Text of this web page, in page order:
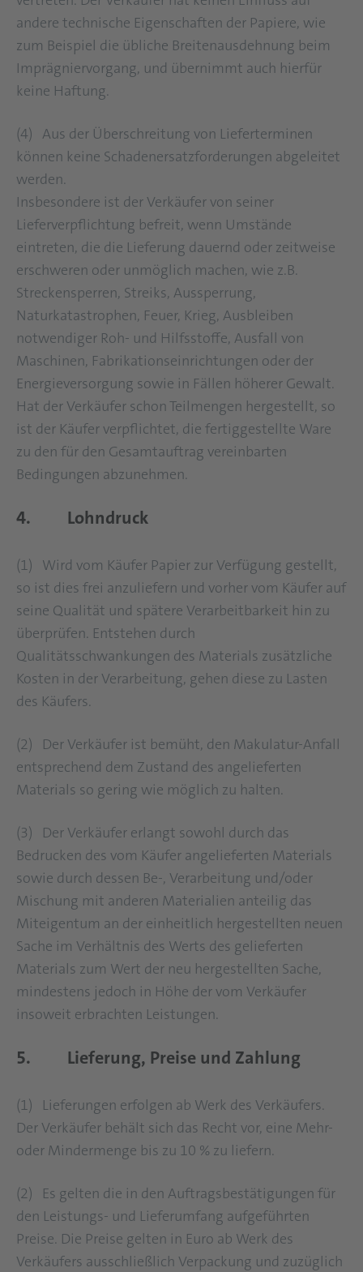
andere technische Eigenschaften der Papiere, wie
zum Beispiel die übliche Breitenausdehnung beim
Imprägniervorgang, und übernimmt auch hierfür
keine Haftung.
(4) Aus der Überschreitung von Lieferterminen
können keine Schadenersatzforderungen abgeleitet
werden.
Insbesondere ist der Verkäufer von seiner
Lieferverpflichtung befreit, wenn Umstände
eintreten, die die Lieferung dauernd oder zeitweise
erschweren oder unmöglich machen, wie z.B.
Streckensperren, Streiks, Aussperrung,
Naturkatastrophen, Feuer, Krieg, Ausbleiben
notwendiger Roh- und Hilfsstoffe, Ausfall von
Maschinen, Fabrikationseinrichtungen oder der
Energieversorgung sowie in Fällen höherer Gewalt.
Hat der Verkäufer schon Teilmengen hergestellt, so
ist der Käufer verpflichtet, die fertiggestellte Ware
zu den für den Gesamtauftrag vereinbarten
Bedingungen abzunehmen.
4. Lohndruck
(1) Wird vom Käufer Papier zur Verfügung gestellt,
so ist dies frei anzuliefern und vorher vom Käufer auf
seine Qualität und spätere Verarbeitbarkeit hin zu
überprüfen. Entstehen durch
Qualitätsschwankungen des Materials zusätzliche
Kosten in der Verarbeitung, gehen diese zu Lasten
des Käufers.
(2) Der Verkäufer ist bemüht, den Makulatur-Anfall
entsprechend dem Zustand des angelieferten
Materials so gering wie möglich zu halten.
(3) Der Verkäufer erlangt sowohl durch das
Bedrucken des vom Käufer angelieferten Materials
sowie durch dessen Be-, Verarbeitung und/oder
Mischung mit anderen Materialien anteilig das
Miteigentum an der einheitlich hergestellten neuen
Sache im Verhältnis des Werts des gelieferten
Materials zum Wert der neu hergestellten Sache,
mindestens jedoch in Höhe der vom Verkäufer
insoweit erbrachten Leistungen.
5. Lieferung, Preise und Zahlung
(1) Lieferungen erfolgen ab Werk des Verkäufers.
Der Verkäufer behält sich das Recht vor, eine Mehr-
oder Mindermenge bis zu 10 % zu liefern.
(2) Es gelten die in den Auftragsbestätigungen für
den Leistungs- und Lieferumfang aufgeführten
Preise. Die Preise gelten in Euro ab Werk des
Verkäufers ausschließlich Verpackung und zuzüglich